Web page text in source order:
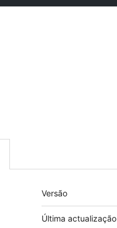
Metadados
Versão
Última actualização